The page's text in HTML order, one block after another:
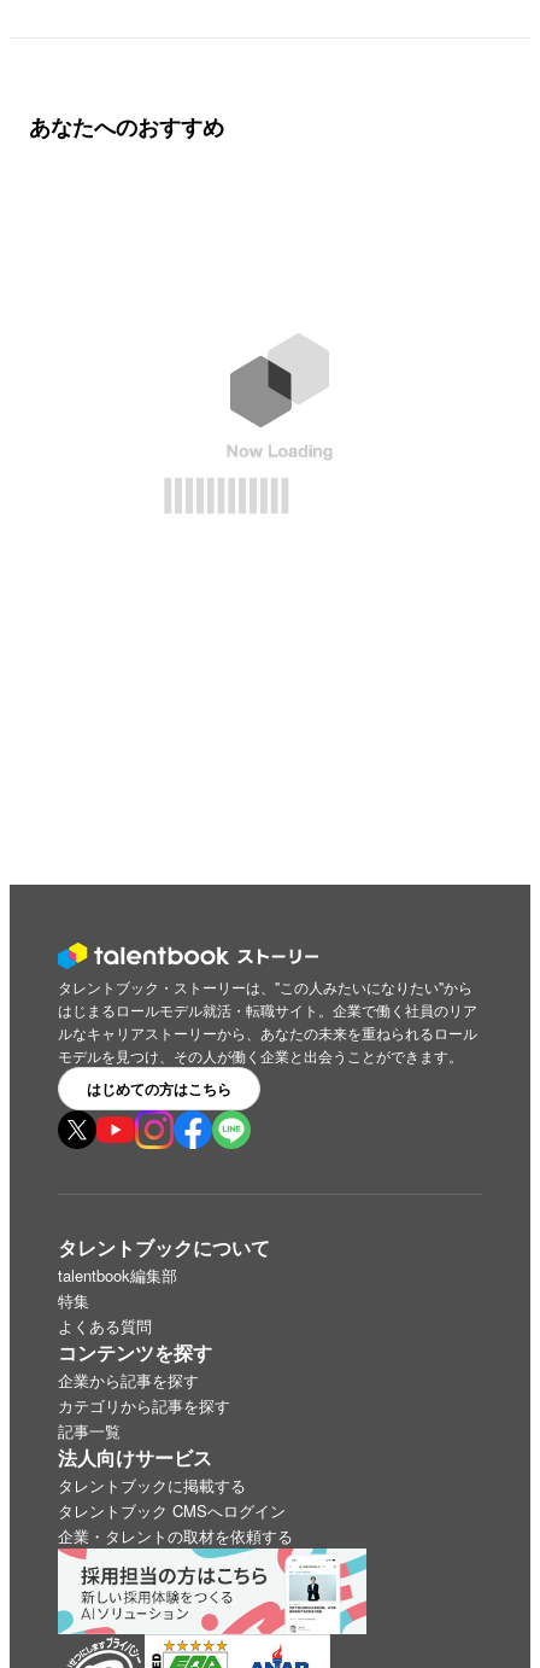
あなたへのおすすめ
いいね スキ わくわく スゴい！学びがある
タレントブック・ストーリーは、"この人みたいになりたい"から
はじまるロールモデル就活・転職サイト。企業で働く社員のリア
ルなキャリアストーリーから、あなたの未来を重ねられるロール
モデルを見つけ、その人が働く企業と出会うことができます。
はじめての方はこちら
タレントブックについて
talentbook編集部
特集
よくある質問
コンテンツを探す
企業から記事を探す
カテゴリから記事を探す
記事一覧
法人向けサービス
タレントブックに掲載する
タレントブック CMSへログイン
企業・タレントの取材を依頼する